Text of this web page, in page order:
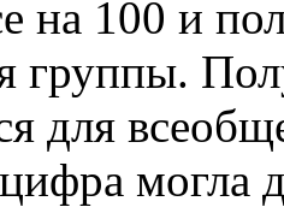
на 100 и
группы.
для
могла